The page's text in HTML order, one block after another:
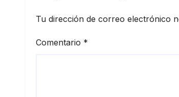
Tu dirección de correo electrónico
Comentario *